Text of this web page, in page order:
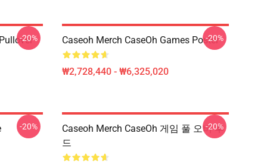
-20% Caseoh Merch CaseOh Games Poster
₩2,728,440 - ₩6,325,020
-20%
-20%
Caseoh Merch CaseOh 게임 풀 오버 후
드
-20%